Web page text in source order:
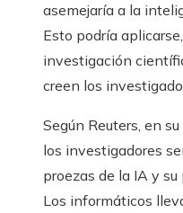
asemejaría a la
Esto podría
investigación
creen los
Según Reuters, en
los investigadores
proezas de la IA y
Los informáticos